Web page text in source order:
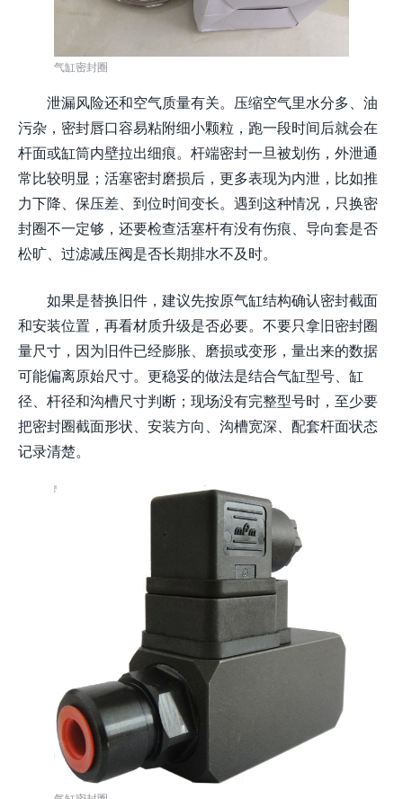
气缸密封圈
泄漏风险还和空气质量有关。压缩空气里水分多、油
污杂，密封唇口容易粘附细小颗粒，跑一段时间后就会在
杆面或缸筒内壁拉出细痕。杆端密封一旦被划伤，外泄通
常比较明显；活塞密封磨损后，更多表现为内泄，比如推
力下降、保压差、到位时间变长。遇到这种情况，只换密
封圈不一定够，还要检查活塞杆有没有伤痕、导向套是否
松旷、过滤减压阀是否长期排水不及时。
如果是替换旧件，建议先按原气缸结构确认密封截面
和安装位置，再看材质升级是否必要。不要只拿旧密封圈
量尺寸，因为旧件已经膨胀、磨损或变形，量出来的数据
可能偏离原始尺寸。更稳妥的做法是结合气缸型号、缸
径、杆径和沟槽尺寸判断；现场没有完整型号时，至少要
把密封圈截面形状、安装方向、沟槽宽深、配套杆面状态
记录清楚。